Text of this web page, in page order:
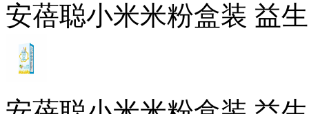
安蓓聪小米米粉盒装 益